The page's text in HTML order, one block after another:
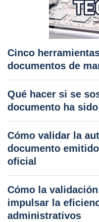
Cinco
documentos de
Qué hacer si se
documento ha
Cómo validar la
documento
oficial
Cómo la
impulsar la
administrativos